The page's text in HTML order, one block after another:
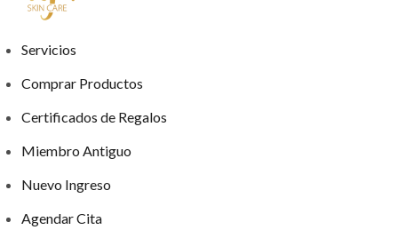
Servicios
Comprar Productos
Certificados de Regalos
Miembro Antiguo
Nuevo Ingreso
Agendar Cita